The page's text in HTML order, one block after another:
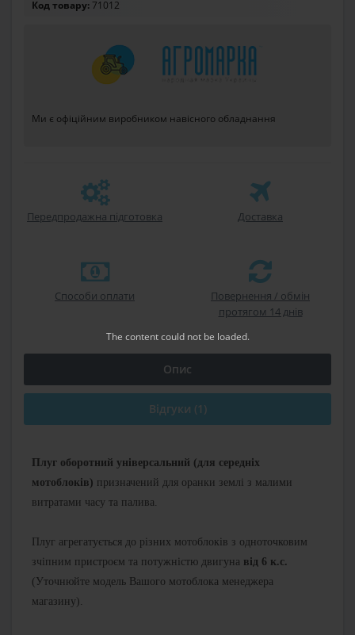
The contentcould not be loaded.
Код товару: 71012
Ми є офіційним виробником навісного обладнання
Передпродажна підготовка Доставка
Способи оплати
Повернення / обмін
протягом 14 днів
Опис
Відгуки (1)
Плуг оборотний універсальний (для середніх
мотоблоків) призначений для оранки землі з малими
витратами часу та палива.
Плуг агрегатується до різних мотоблоків з одноточковим
зчіпним пристроєм та потужністю двигуна від 6 к.с.
(Уточнюйте модель Вашого мотоблока менеджера
магазину).